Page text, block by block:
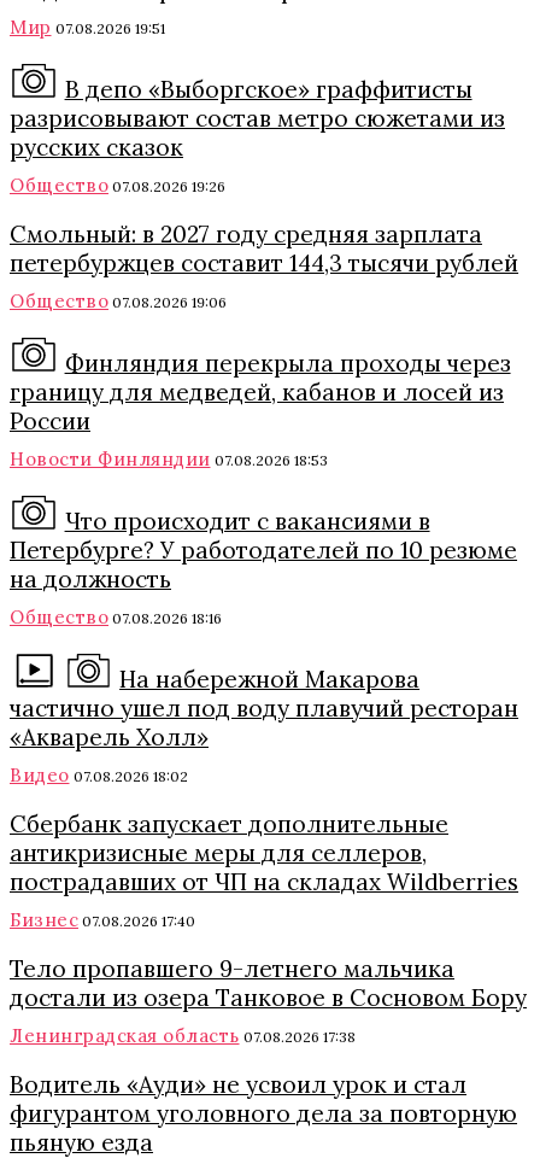
Мир 07.08.2026 19:51
В депо «Выборгское» граффитисты
разрисовывают состав метро сюжетами из
русских сказок
Общество 07.08.2026 19:26
Смольный: в 2027 году средняя зарплата
петербуржцев составит 144,3 тысячи рублей
Общество 07.08.2026 19:06
Финляндия перекрыла проходы через
границу для медведей, кабанов и лосей из
России
Новости Финляндии 07.08.2026 18:53
Что происходит с вакансиями в
Петербурге? У работодателей по 10 резюме
на должность
Общество 07.08.2026 18:16
На набережной Макарова
частично ушел под воду плавучий ресторан
«Акварель Холл»
Видео 07.08.2026 18:02
Сбербанк запускает дополнительные
антикризисные меры для селлеров,
пострадавших от ЧП на складах Wildberries
Бизнес 07.08.2026 17:40
Тело пропавшего 9-летнего мальчика
достали из озера Танковое в Сосновом Бору
Ленинградская область 07.08.2026 17:38
Водитель «Ауди» не усвоил урок и стал
фигурантом уголовного дела за повторную
пьяную езда